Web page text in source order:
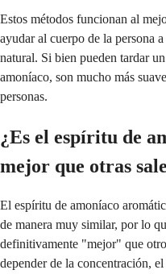
Estos métodos funcionan al
ayudar al cuerpo de la persona
natural. Si bien pueden tardar
amoníaco, son mucho más
personas.
¿Es el espíritu de
mejor que otras
El espíritu de amoníaco
de manera muy similar, por lo
definitivamente "mejor" que
depender de la concentración,